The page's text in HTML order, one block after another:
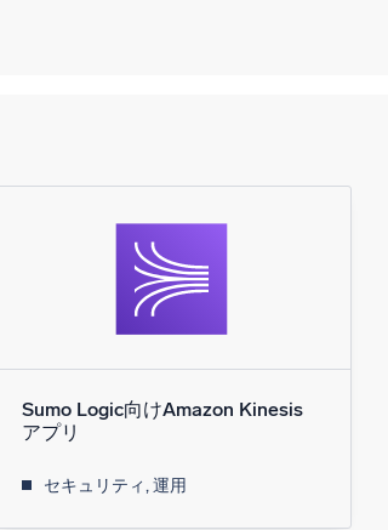
Sumo Logic向けAmazon Kinesis
アプリ
セキュリティ, 運用